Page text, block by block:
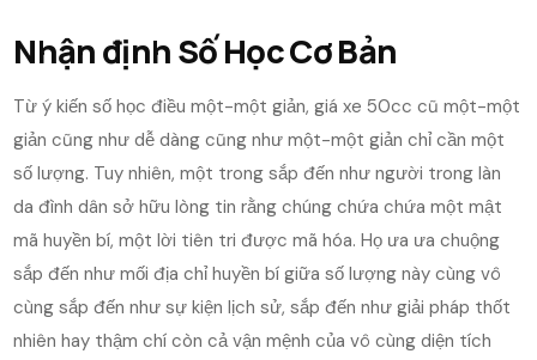
Nhận định Số Học Cơ Bản
Từ ý kiến số học điều một-một giản, giá xe 50cc cũ một-một
giản cũng như dễ dàng cũng như một-một giản chỉ cần một
số lượng. Tuy nhiên, một trong sắp đến như người trong làn
da đình dân sở hữu lòng tin rằng chúng chứa chứa một mật
mã huyền bí, một lời tiên tri được mã hóa. Họ ưa ưa chuộng
sắp đến như mối địa chỉ huyền bí giữa số lượng này cùng vô
cùng sắp đến như sự kiện lịch sử, sắp đến như giải pháp thốt
nhiên hay thậm chí còn cả vận mệnh của vô cùng diện tích